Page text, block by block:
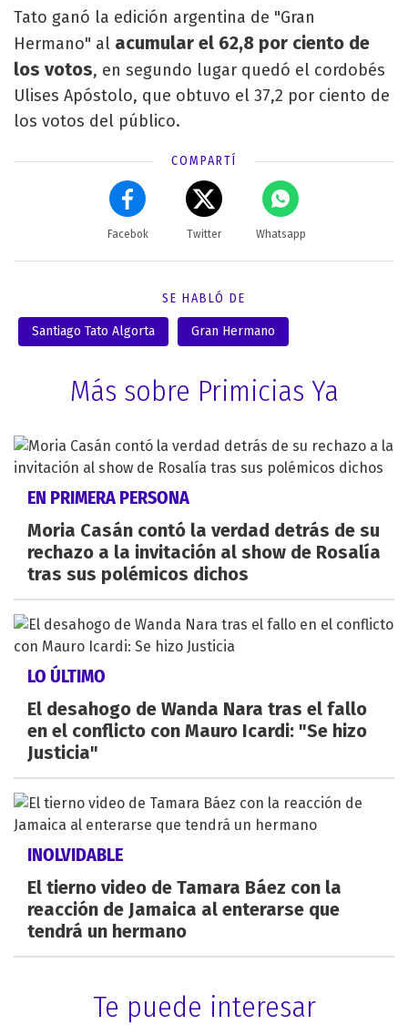
Tato ganó la edición argentina de "Gran
Hermano" al acumular el 62,8 por ciento de
los votos, en segundo lugar quedó el cordobés
Ulises Apóstolo, que obtuvo el 37,2 por ciento de
los votos del público.
COMPARTÍ
Facebok Twitter Whatsapp
SE HABLÓ DE
Santiago Tato Algorta Gran Hermano
Más sobre Primicias Ya
EN PRIMERA PERSONA
Moria Casán contó la verdad detrás de su
rechazo a la invitación al show de Rosalía
tras sus polémicos dichos
LO ÚLTIMO
El desahogo de Wanda Nara tras el fallo
en el conflicto con Mauro Icardi: "Se hizo
Justicia"
INOLVIDABLE
El tierno video de Tamara Báez con la
reacción de Jamaica al enterarse que
tendrá un hermano
Te puede interesar